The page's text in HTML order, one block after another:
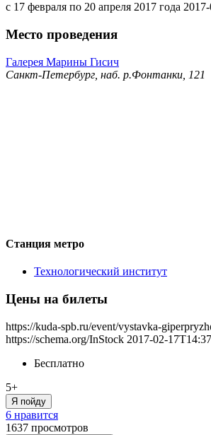
с 17 февраля по 20 апреля 2017 года
Место проведения
Галерея Марины Гисич
Санкт-Петербург, наб. р.Фонтанки, 121
Станция метро
Технологический институт
Цены на билеты
https://kuda-spb.ru/event/vystavka-
https://schema.org/InStock 2017-02-
Бесплатно
5+
Я пойду
6 нравится
1637 просмотров